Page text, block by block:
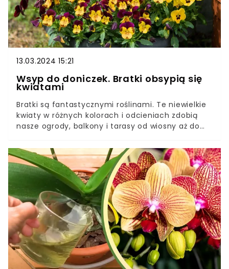
13.03.2024 15:21
Wsyp do doniczek. Bratki obsypią się
kwiatami
Bratki są fantastycznymi roślinami. Te niewielkie
kwiaty w różnych kolorach i odcieniach zdobią
nasze ogrody, balkony i tarasy od wiosny aż do
mogą słabo kwitnąć lub nie kwitnąć
wcale.Związane jest to z podstawowymi błędami
w pielęgnacji. Dlaczego bratki nie kwitną? Czym
je nawozić i jakie mają wymagania glebowe?